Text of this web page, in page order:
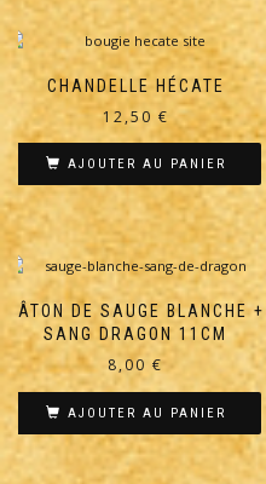
CHANDELLE HÉCATE
12,50 €
AJOUTER AU PANIER
BÂTON DE SAUGE BLANCHE +
SANG DRAGON 11CM
8,00 €
AJOUTER AU PANIER